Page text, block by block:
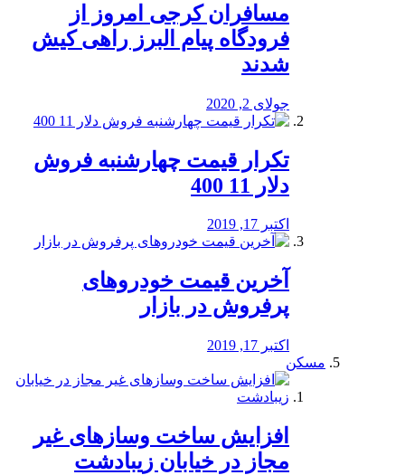
مسافران کرجی امروز از
فرودگاه پیام البرز راهی کیش
شدند
جولای 2, 2020
تکرار قیمت چهارشنبه فروش
دلار 11 400
اکتبر 17, 2019
آخرین قیمت خودرو‌های
پرفروش در بازار
اکتبر 17, 2019
مسکن
افزایش ساخت وسازهای غیر
مجاز در خیابان زیبادشت